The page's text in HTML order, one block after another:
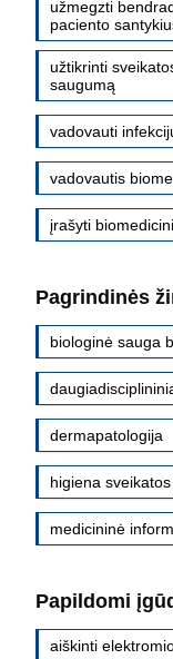
užmegzti
paciento
užtikrinti
saugumą
vadovauti
vadovautis
įrašyti
Pagrindinės
biologinė sauga
dermapatologija
higiena
medicininė
Papildomi
aiškinti